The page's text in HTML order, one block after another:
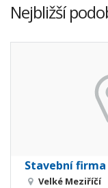
Nejbližší
Stavební firma
Velké Meziříčí